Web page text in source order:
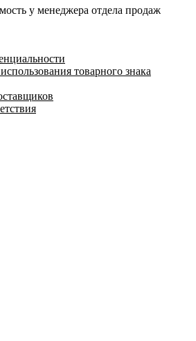
у менеджера отдела продаж
товарного знака